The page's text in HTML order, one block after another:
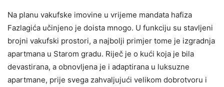
Na planu vakufske imovine u vrijeme mandata hafiza
Fazlagića učinjeno je doista mnogo. U funkciju su stavljeni
brojni vakufski prostori, a najbolji primjer tome je izgradnja
apartmana u Starom gradu. Riječ je o kući koja je bila
devastirana, a obnovljena je i adaptirana u luksuzne
apartmane, prije svega zahvaljujući velikom dobrotvoru i